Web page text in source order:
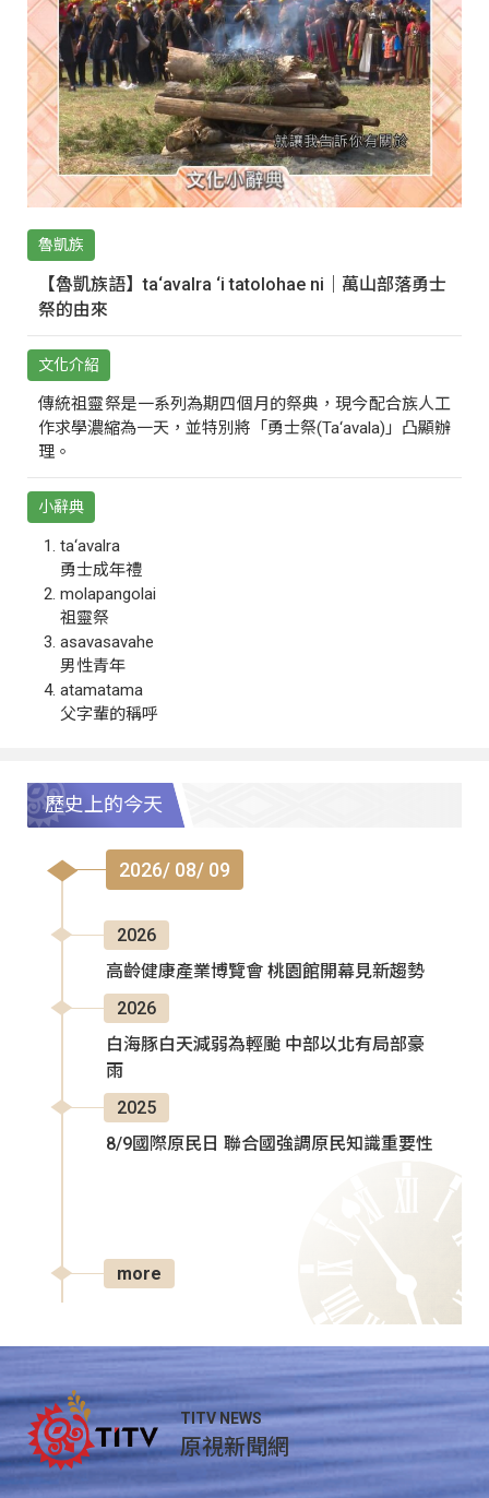
魯凱族
【魯凱族語】ta‘avalra ‘i tatolohae ni｜萬山部落勇士
祭的由來
文化介紹
傳統祖靈祭是一系列為期四個月的祭典，現今配合族人工
作求學濃縮為一天，並特別將「勇士祭(Ta‘avala)」凸顯辦
理。
小辭典
ta‘avalra
勇士成年禮
molapangolai
祖靈祭
asavasavahe
男性青年
atamatama
父字輩的稱呼
歷史上的今天
2026/ 08/ 09
2026
高齡健康產業博覽會 桃園館開幕見新趨勢
2026
白海豚白天減弱為輕颱 中部以北有局部豪
雨
2025
8/9國際原民日 聯合國強調原民知識重要性
more
TITV NEWS
原視新聞網